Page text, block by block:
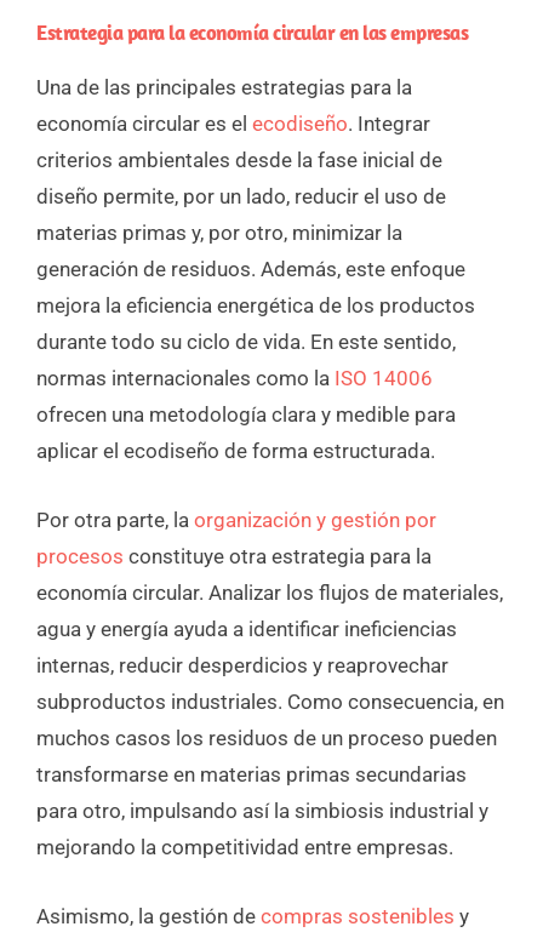
Estrategia para la economía circular en las empresas
Una de las principales estrategias para la
economía circular es el ecodiseño. Integrar
criterios ambientales desde la fase inicial de
diseño permite, por un lado, reducir el uso de
materias primas y, por otro, minimizar la
generación de residuos. Además, este enfoque
mejora la eficiencia energética de los productos
durante todo su ciclo de vida. En este sentido,
normas internacionales como la ISO 14006
ofrecen una metodología clara y medible para
aplicar el ecodiseño de forma estructurada.
Por otra parte, la organización y gestión por
procesos constituye otra estrategia para la
economía circular. Analizar los flujos de materiales,
agua y energía ayuda a identificar ineficiencias
internas, reducir desperdicios y reaprovechar
subproductos industriales. Como consecuencia, en
muchos casos los residuos de un proceso pueden
transformarse en materias primas secundarias
para otro, impulsando así la simbiosis industrial y
mejorando la competitividad entre empresas.
Asimismo, la gestión de compras sostenibles y